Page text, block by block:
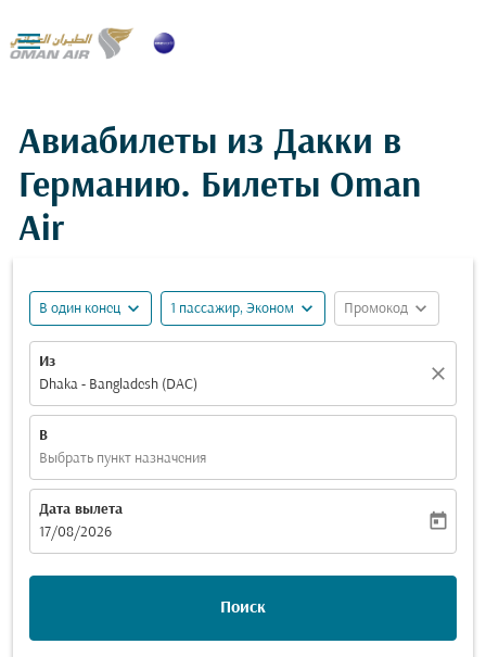

Авиабилеты из Дакки в
Германию. Билеты Oman
Air
В один конец expand_more 1 пассажир, Эконом expand_more Промокод expand_more
Из
Dhaka - Bangladesh (DAC)
close
В
Выбрать пункт назначения
Дата вылета
fc-booking-departure-date-aria-label
17/08/2026
today
Поиск